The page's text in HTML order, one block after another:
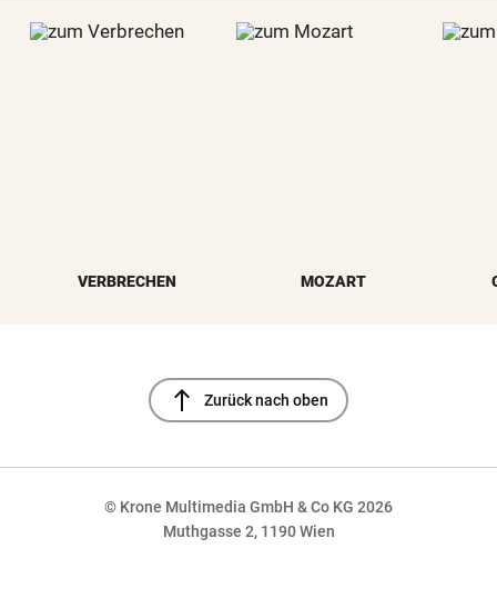
VERBRECHEN MOZART
north Zurück nach oben
© Krone Multimedia GmbH & Co KG 2026
Muthgasse 2, 1190 Wien